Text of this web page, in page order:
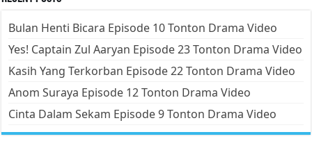
Bulan Henti Bicara Episode 10 Tonton Drama Video
Yes! Captain Zul Aaryan Episode 23 Tonton Drama Video
Kasih Yang Terkorban Episode 22 Tonton Drama Video
Anom Suraya Episode 12 Tonton Drama Video
Cinta Dalam Sekam Episode 9 Tonton Drama Video